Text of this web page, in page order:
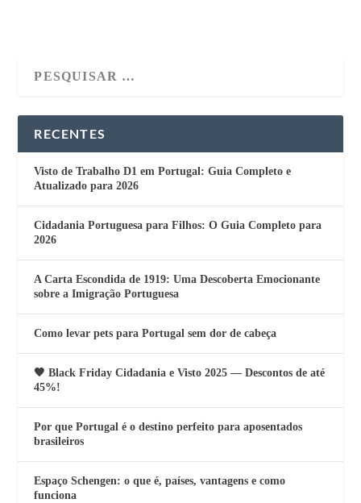
RECENTES
Visto de Trabalho D1 em Portugal: Guia Completo e
Atualizado para 2026
Cidadania Portuguesa para Filhos: O Guia Completo para
2026
A Carta Escondida de 1919: Uma Descoberta Emocionante
sobre a Imigração Portuguesa
Como levar pets para Portugal sem dor de cabeça
🖤 Black Friday Cidadania e Visto 2025 — Descontos de até
45%!
Por que Portugal é o destino perfeito para aposentados
brasileiros
Espaço Schengen: o que é, países, vantagens e como
funciona